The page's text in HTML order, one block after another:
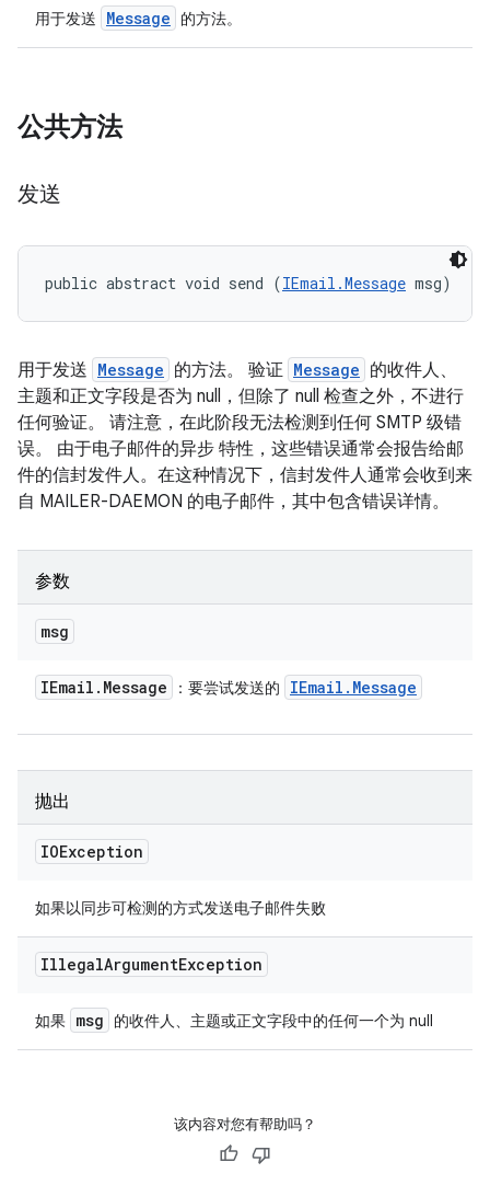
用于发送 Message 的方法。
公共方法
发送
public abstract void send (IEmail.Message msg)
用于发送 Message 的方法。 验证 Message 的收件人、
主题和正文字段是否为 null，但除了 null 检查之外，不进行
任何验证。 请注意，在此阶段无法检测到任何 SMTP 级错
误。 由于电子邮件的异步 特性，这些错误通常会报告给邮
件的信封发件人。在这种情况下，信封发件人通常会收到来
自 MAILER-DAEMON 的电子邮件，其中包含错误详情。
参数
msg
IEmail . Message ：要尝试发送的 IEmail . Message
抛出
IOException
如果以同步可检测的方式发送电子邮件失败
IllegalArgumentException
如果 msg 的收件人、主题或正文字段中的任何一个为 null
该内容对您有帮助吗？